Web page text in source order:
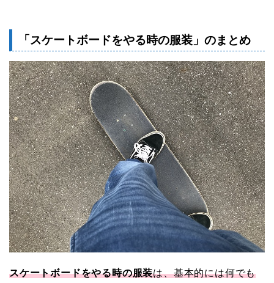
「スケートボードをやる時の服装」のまとめ
スケートボードをやる時の服装は、基本的には何でも